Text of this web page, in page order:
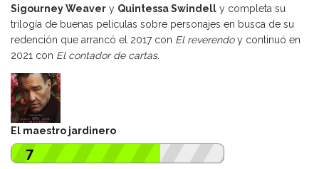
Sigourney Weaver y Quintessa Swindell y completa su
trilogía de buenas películas sobre personajes en busca de su
redención que arrancó el 2017 con El reverendoy continuó en
2021 con El contador de cartas.
El maestro jardinero
7